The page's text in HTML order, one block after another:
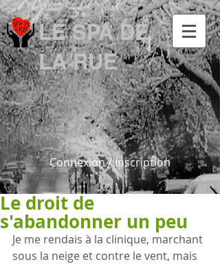
LE SPA DE
LA RUE
Connexion / Inscription
Le droit de
s'abandonner un peu
Je me rendais à la clinique, marchant
sous la neige et contre le vent, mais